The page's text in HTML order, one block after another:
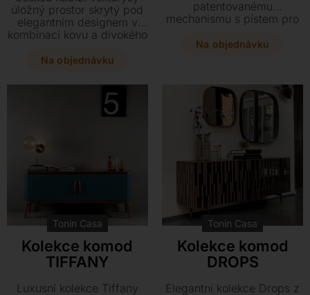
úložný prostor skrytý pod
elegantním designem v
kombinaci kovu a divokého
mechanismu si stůl snadno
potřebám až do výšky 65
Na objednávku
patentovanému
mechanismu s pístem pro
Vyberte si z široké škály
si praktičnost podtrženou
skrytými kolečky.
Na objednávku
Tonin Casa
Kolekce komod
TIFFANY
Luxusní kolekce Tiffany
Tonin Casa
Kolekce komod
DROPS
Elegantní kolekce Drops z